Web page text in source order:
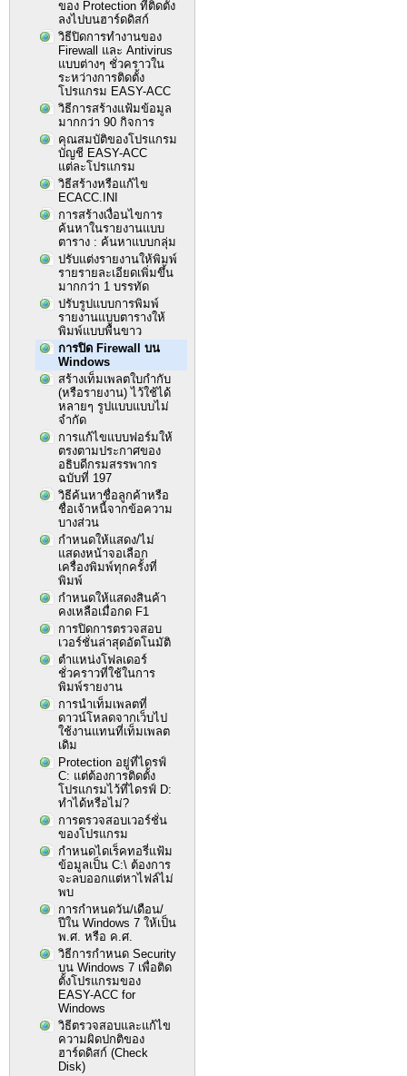
ของ Protection ที่ติดตั้ง
ลงไปบนฮาร์ดดิสก์
วิธีปิดการทำงานของ
Firewall และ Antivirus
แบบต่างๆ ชั่วคราวใน
ระหว่างการติดตั้ง
โปรแกรม EASY-ACC
วิธีการสร้างแฟ้มข้อมูล
มากกว่า 90 กิจการ
คุณสมบัติของโปรแกรม
บัญชี EASY-ACC
แต่ละโปรแกรม
วิธีสร้างหรือแก้ไข
ECACC.INI
การสร้างเงื่อนไขการ
ค้นหาในรายงานแบบ
ตาราง : ค้นหาแบบกลุ่ม
ปรับแต่งรายงานให้พิมพ์
รายรายละเอียดเพิ่มขึ้น
มากกว่า 1 บรรทัด
ปรับรูปแบบการพิมพ์
รายงานแบบตารางให้
พิมพ์แบบพื้นขาว
การปิด Firewall บน
Windows
สร้างเท็มเพลตใบกำกับ
(หรือรายงาน) ไว้ใช้ได้
หลายๆ รูปแบบแบบไม่
จำกัด
การแก้ไขแบบฟอร์มให้
ตรงตามประกาศของ
อธิบดีกรมสรรพากร
ฉบับที่ 197
วิธีค้นหาชื่อลูกค้าหรือ
ชื่อเจ้าหนี้จากข้อความ
บางส่วน
กำหนดให้แสดง/ไม่
แสดงหน้าจอเลือก
เครื่องพิมพ์ทุกครั้งที่
พิมพ์
กำหนดให้แสดงสินค้า
คงเหลือเมื่อกด F1
การปิดการตรวจสอบ
เวอร์ชั่นล่าสุดอัตโนมัติ
ตำแหน่งโฟลเดอร์
ชั่วคราวที่ใช้ในการ
พิมพ์รายงาน
การนำเท็มเพลตที่
ดาวน์โหลดจากเว็บไป
ใช้งานแทนที่เท็มเพลต
เดิม
Protection อยู่ที่ไดรฟ์
C: แต่ต้องการติดตั้ง
โปรแกรมไว้ที่ไดรฟ์ D:
ทำได้หรือไม่?
การตรวจสอบเวอร์ชั่น
ของโปรแกรม
กำหนดไดเร็คทอรี่แฟ้ม
ข้อมูลเป็น C:\ ต้องการ
จะลบออกแต่หาไฟล์ไม่
พบ
การกำหนดวัน/เดือน/
ปีใน Windows 7 ให้เป็น
พ.ศ. หรือ ค.ศ.
วิธีการกำหนด Security
บน Windows 7 เพื่อติด
ตั้งโปรแกรมของ
EASY-ACC for
Windows
วิธีตรวจสอบและแก้ไข
ความผิดปกติของ
ฮาร์ดดิสก์ (Check
Disk)